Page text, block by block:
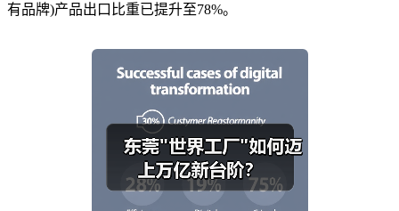
有品牌)产品出口比重已提升至78%。